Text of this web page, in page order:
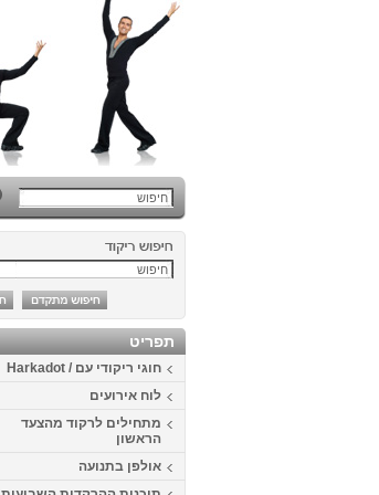
תפריט
חוגי ריקודי עם / Harkadot
לוח אירועים
מתחילים לרקוד מהצעד
הראשון
אולפן בתנועה